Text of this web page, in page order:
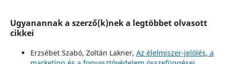
Ugyanannak a szerző(k)nek a legtöbbet olvasott
cikkei
Erzsébet Szabó, Zoltán Lakner, Az élelmiszer-jelölés, a